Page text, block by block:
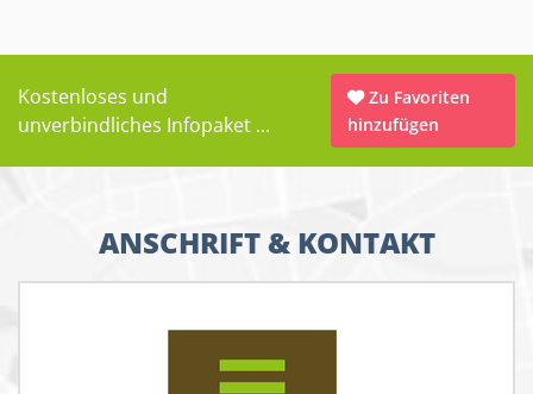
Kostenloses und
unverbindliches Infopaket ...
Zu Favoriten
hinzufügen
ANSCHRIFT & KONTAKT